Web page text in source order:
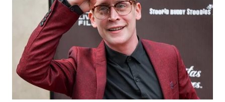
MADURA
WN
SURABAYA
WN
NATUNA